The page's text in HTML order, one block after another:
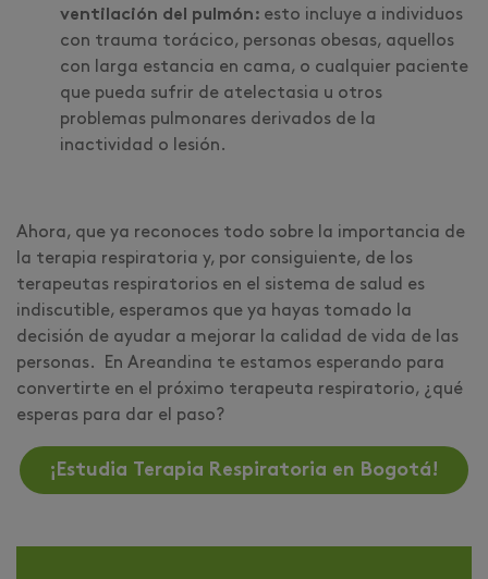
ventilación del pulmón: esto incluye a individuos
con trauma torácico, personas obesas, aquellos
con larga estancia en cama, o cualquier paciente
que pueda sufrir de atelectasia u otros
problemas pulmonares derivados de la
inactividad o lesión.
Ahora, que ya reconoces todo sobre la importancia de
la terapia respiratoria y, por consiguiente, de los
terapeutas respiratorios en el sistema de salud es
indiscutible, esperamos que ya hayas tomado la
decisión de ayudar a mejorar la calidad de vida de las
personas. En Areandina te estamos esperando para
convertirte en el próximo terapeuta respiratorio, ¿qué
esperas para dar el paso?
¡Estudia Terapia Respiratoria en Bogotá!